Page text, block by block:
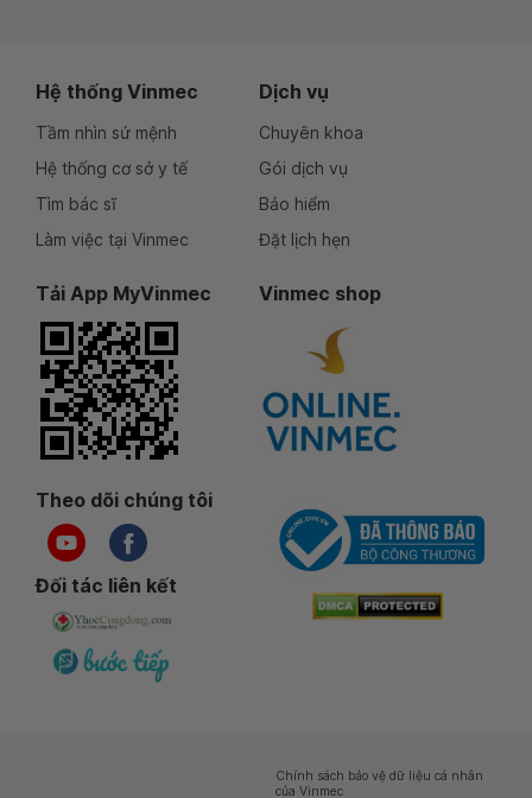
Hệ thống Vinmec
Tầm nhìn sứ mệnh
Hệ thống cơ sở y tế
Tìm bác sĩ
Làm việc tại Vinmec
Dịch vụ
Chuyên khoa
Gói dịch vụ
Bảo hiểm
Đặt lịch hẹn
Tải App MyVinmec Vinmec shop
Theo dõi chúng tôi
Đối tác liên kết
Chính sách bảo vệ dữ liệu cá nhân
của Vinmec